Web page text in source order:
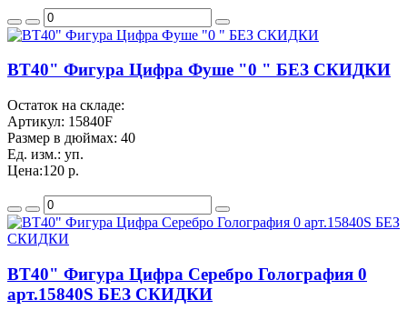
BT40" Фигура Цифра Фуше "0 " БЕЗ СКИДКИ
Остаток на складе:
Артикул: 15840F
Размер в дюймах: 40
Ед. изм.: уп.
Цена:120 р.
BT40" Фигура Цифра Серебро Голография 0
арт.15840S БЕЗ СКИДКИ